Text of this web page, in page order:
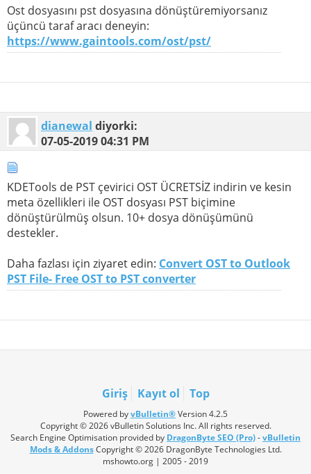
Ost dosyasını pst dosyasına dönüştüremiyorsanız
üçüncü taraf aracı deneyin:
https://www.gaintools.com/ost/pst/
dianewal diyorki:
07-05-201904:31 PM
KDETools de PST çevirici OST ÜCRETSİZ indirin ve kesin
meta özellikleri ile OST dosyası PST biçimine
dönüştürülmüş olsun. 10+ dosya dönüşümünü
destekler.
Daha fazlası için ziyaret edin: Convert OST to Outlook
PST File- Free OST to PST converter
Giriş Kayıt ol Top
Powered byvBulletin®Version 4.2.5
Copyright © 2026 vBulletin Solutions Inc. All rights reserved.
Search Engine Optimisation provided by DragonByte SEO (Pro)-vBulletin
Mods & AddonsCopyright © 2026 DragonByte Technologies Ltd.
mshowto.org | 2005 - 2019